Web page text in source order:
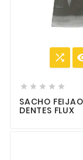

    
SACHO
DENTES FLUX